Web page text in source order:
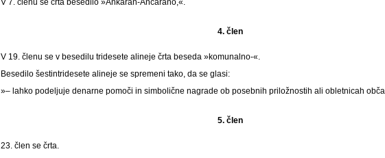
V 7. členu se črta besedilo »Ankaran-Ancarano,«.
4. člen
V 19. členu se v besedilu tridesete alineje črta beseda »komunalno-«.
Besedilo šestintridesete alineje se spremeni tako, da se glasi:
»– lahko podeljuje denarne pomoči in simbolične nagrade ob posebnih priložnostih ali obletnicah
5. člen
23. člen se črta.